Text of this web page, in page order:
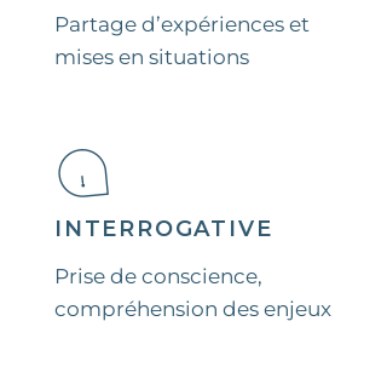
Partage d’expériences et
mises en situations​
INTERROGATIVE
Prise de conscience,
compréhension des enjeux​